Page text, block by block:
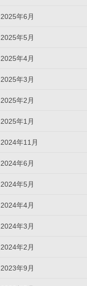
2025年6月
2025年5月
2025年4月
2025年3月
2025年2月
2025年1月
2024年11月
2024年6月
2024年5月
2024年4月
2024年3月
2024年2月
2023年9月